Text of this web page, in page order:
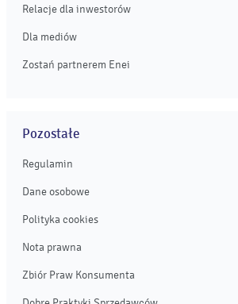
Relacje dla inwestorów
Dla mediów
Zostań partnerem Enei
Pozostałe
Regulamin
Dane osobowe
Polityka cookies
Nota prawna
Zbiór Praw Konsumenta